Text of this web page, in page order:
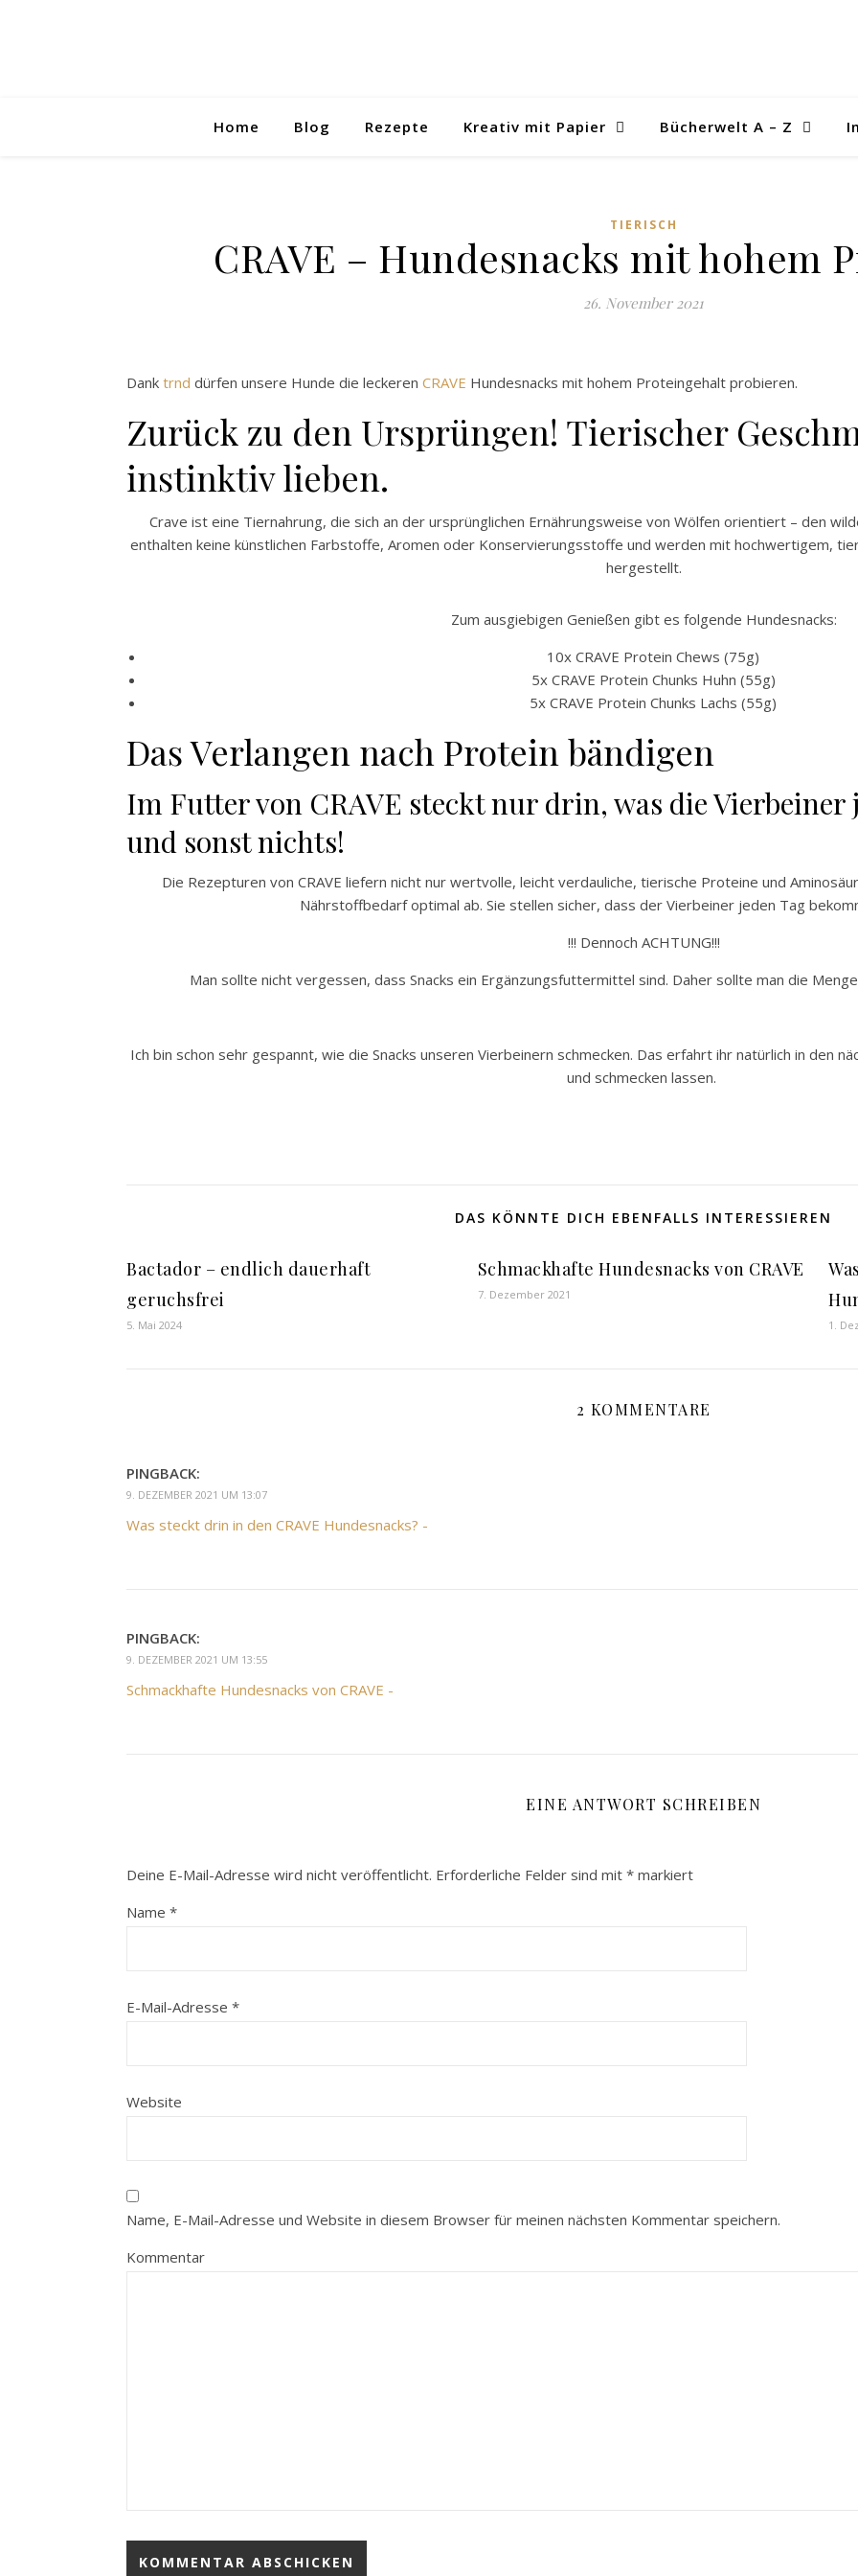
Home Blog Rezepte Kreativ mit Papier Bücherwelt A – Z
TIERISCH
CRAVE – Hundesnacks mit hohem
26. November 2021
Dank trnd dürfen unsere Hunde die leckeren CRAVE Hundesnacks mit hohem Proteingehalt probieren.
Zurück zu den Ursprüngen! Tierischer
instinktiv lieben.
Crave ist eine Tiernahrung, die sich an der ursprünglichen Ernährungsweise von Wölfen orientiert – den
enthalten keine künstlichen Farbstoffe, Aromen oder Konservierungsstoffe und werden mit hochwertigem,
hergestellt.
Zum ausgiebigen Genießen gibt es folgende Hundesnacks:
10x CRAVE Protein Chews (75g)
5x CRAVE Protein Chunks Huhn (55g)
5x CRAVE Protein Chunks Lachs (55g)
Das Verlangen nach Protein bändigen
Im Futter von CRAVE steckt nur drin, was die Vierbeiner
und sonst nichts!
Die Rezepturen von CRAVE liefern nicht nur wertvolle, leicht verdauliche, tierische Proteine und
Nährstoffbedarf optimal ab. Sie stellen sicher, dass der Vierbeiner jeden Tag
!!! Dennoch ACHTUNG!!!
Man sollte nicht vergessen, dass Snacks ein Ergänzungsfuttermittel sind. Daher sollte man die
Ich bin schon sehr gespannt, wie die Snacks unseren Vierbeinern schmecken. Das erfahrt ihr natürlich in den
und schmecken lassen.
DAS KÖNNTE DICH EBENFALLS INTERESSIEREN
Bactador – endlich dauerhaft
geruchsfrei
5. Mai 2024
Schmackhafte Hundesnacks von CRAVE
7. Dezember 2021
1.
2 KOMMENTARE
PINGBACK:
9. DEZEMBER 2021 UM 13:07
Was steckt drin in den CRAVE Hundesnacks? -
PINGBACK:
9. DEZEMBER 2021 UM 13:55
Schmackhafte Hundesnacks von CRAVE -
EINE ANTWORT SCHREIBEN
Deine E-Mail-Adresse wird nicht veröffentlicht. Erforderliche Felder sind mit * markiert
Name *
E-Mail-Adresse *
Website
Name, E-Mail-Adresse und Website in diesem Browser für meinen nächsten Kommentar speichern.
Kommentar